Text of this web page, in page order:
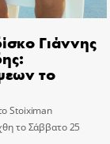
Γιάννης
το
Stoiximan
το Σάββατο 25